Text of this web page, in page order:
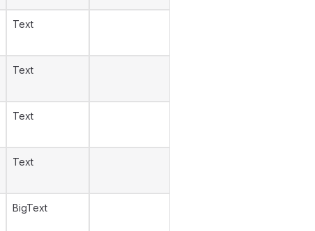
Text
Text
Text
Text
BigText